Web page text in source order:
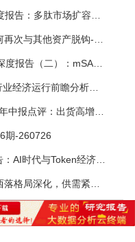
爱建证券-芯碁微装-688630-公司深度报告（二）：mSAP带动LDI量价齐升，大尺寸封装打开成长空间-260722
中银国际-2026年2季度交通运输行业经济运行前瞻分析：地缘冲突致航运和航空景气度分化，交通基础设施板块总体呈现稳健特征-260724
东吴证券-宁德时代-300750-2026年中报点评：出货高增业绩稳健，回购彰显龙头信心-260726
期-260726
国联民生证券-AI行业深度研究报告：AI时代与Token经济，从技术符号到数字石油-260801